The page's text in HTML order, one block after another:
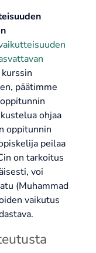
päätimme
ohjaa
oppitunnin
peilaa
on tarkoitus
voi
(Muhammad
vaikutus